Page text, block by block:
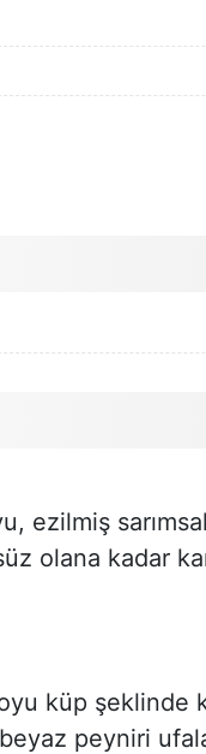
ezilmiş
olana kadar
küp şeklinde
peyniri